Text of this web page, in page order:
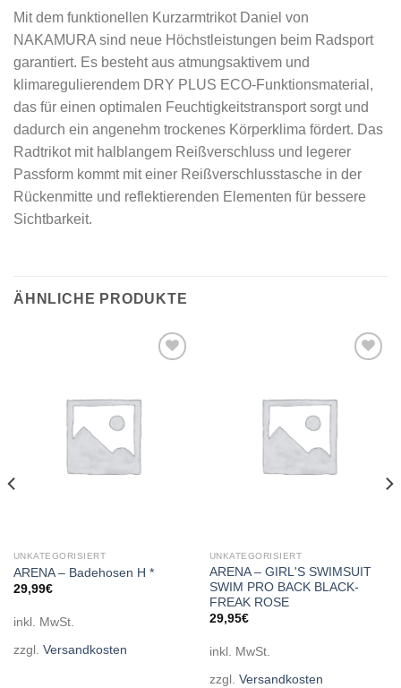
Mit dem funktionellen Kurzarmtrikot Daniel von
NAKAMURA sind neue Höchstleistungen beim Radsport
garantiert. Es besteht aus atmungsaktivem und
klimaregulierendem DRY PLUS ECO-Funktionsmaterial,
das für einen optimalen Feuchtigkeitstransport sorgt und
dadurch ein angenehm trockenes Körperklima fördert. Das
Radtrikot mit halblangem Reißverschluss und legerer
Passform kommt mit einer Reißverschlusstasche in der
Rückenmitte und reflektierenden Elementen für bessere
Sichtbarkeit.
ÄHNLICHE PRODUKTE
UNKATEGORISIERT
ARENA – Badehosen H *
29,99€
inkl. MwSt.
zzgl. Versandkosten
UNKATEGORISIERT
ARENA – GIRL'S SWIMSUIT
SWIM PRO BACK BLACK-
FREAK ROSE
29,95€
inkl. MwSt.
zzgl. Versandkosten